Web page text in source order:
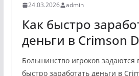
24.03.2026 admin
Как быстро
деньги в Crimson
Большинство игроков задаются
быстро заработать деньги в